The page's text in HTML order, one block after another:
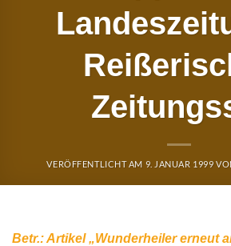
VERÖFFENTLICHT AM 9. JANUAR 1999
Betr.: Artikel „Wunderheiler erneut